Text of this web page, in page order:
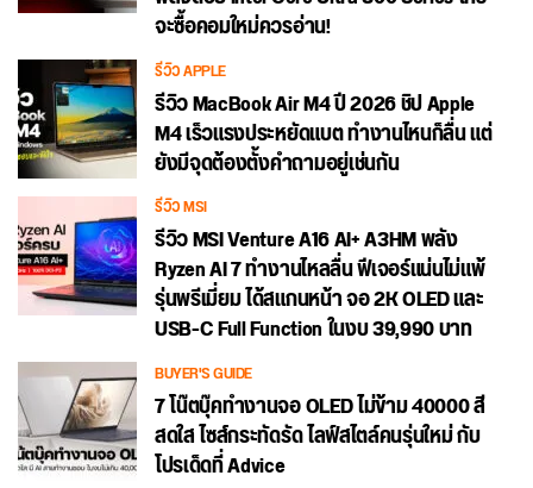
จะซื้อคอมใหม่ควรอ่าน!
รีวิว APPLE
รีวิว MacBook Air M4 ปี 2026 ชิป Apple
M4 เร็วแรงประหยัดแบต ทำงานไหนก็ลื่น แต่
ยังมีจุดต้องตั้งคำถามอยู่เช่นกัน
รีวิว MSI
รีวิว MSI Venture A16 AI+ A3HM พลัง
Ryzen AI 7 ทำงานไหลลื่น ฟีเจอร์แน่นไม่แพ้
รุ่นพรีเมี่ยม ได้สแกนหน้า จอ 2K OLED และ
USB-C Full Function ในงบ 39,990 บาท
BUYER'S GUIDE
7 โน๊ตบุ๊คทำงานจอ OLED ไม่ข้าม 40000 สี
สดใส ไซส์กระทัดรัด ไลฟ์สไตล์คนรุ่นใหม่ กับ
โปรเด็ดที่ Advice